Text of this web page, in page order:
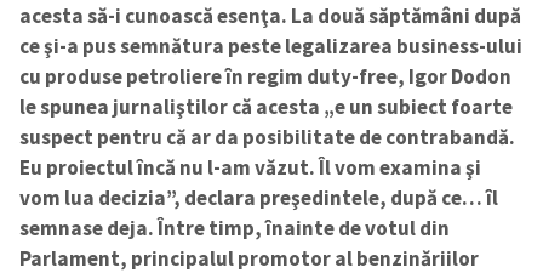
acesta să-i cunoască esenţa. La două săptămâni după
ce şi-a pus semnătura peste legalizarea business-ului
cu produse petroliere în regim duty-free, Igor Dodon
le spunea jurnaliştilor că acesta „e un subiect foarte
suspect pentru că ar da posibilitate de contrabandă.
Eu proiectul încă nu l-am văzut. Îl vom examina şi
vom lua decizia”, declara preşedintele, după ce… îl
semnase deja. Între timp, înainte de votul din
Parlament, principalul promotor al benzinăriilor